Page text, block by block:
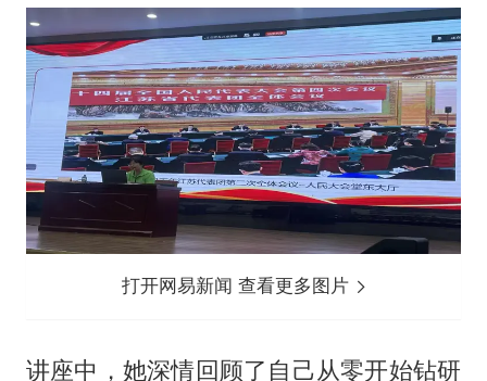
打开网易新闻 查看更多图片
讲座中，她深情回顾了自己从零开始钻研